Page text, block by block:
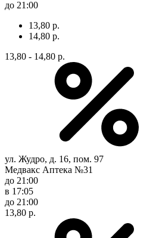
до 21:00
13,80 р.
14,80 р.
13,80 - 14,80 р.
ул. Жудро, д. 16, пом. 97
Медвакс Аптека №31
до 21:00
в 17:05
до 21:00
13,80 р.